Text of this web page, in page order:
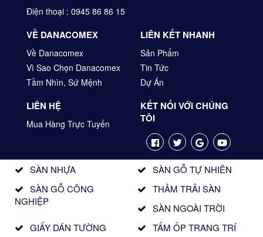
Điện thoại : 0945 86 86 15
VỀ DANACOMEX
Về Danacomex
Vì Sao Chọn Danacomex
Tầm Nhìn, Sứ Mệnh
LIÊN HỆ
Mua Hàng Trực Tuyến
LIÊN KẾT NHANH
Sản Phẩm
Tin Tức
Dự Án
KẾT NỐI VỚI CHÚNG
TÔI
SÀN NHỰA
SÀN GỖ TỰ NHIÊN
SÀN GỖ CÔNG
NGHIỆP
THẢM TRẢI SÀN
SÀN NGOÀI TRỜI
GIẤY DÁN TƯỜNG
TẤM ỐP TRANG TRÍ